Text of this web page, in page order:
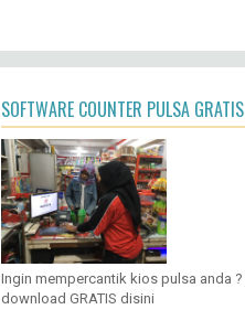
SOFTWARE COUNTER PULSA GRATIS
Ingin mempercantik kios pulsa anda ?
download GRATIS disini